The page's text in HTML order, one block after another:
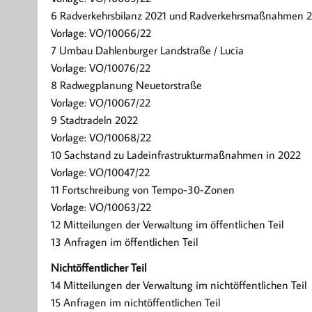
6 Radverkehrsbilanz 2021 und Radverkehrsmaßnahmen
Vorlage: VO/10066/22
7 Umbau Dahlenburger Landstraße / Lucia
Vorlage: VO/10076/22
8 Radwegplanung Neuetorstraße
Vorlage: VO/10067/22
9 Stadtradeln 2022
Vorlage: VO/10068/22
10 Sachstand zu Ladeinfrastrukturmaßnahmen in 2022
Vorlage: VO/10047/22
11 Fortschreibung von Tempo-30-Zonen
Vorlage: VO/10063/22
12 Mitteilungen der Verwaltung im öffentlichen Teil
13 Anfragen im öffentlichen Teil
Nichtöffentlicher Teil
14 Mitteilungen der Verwaltung im nichtöffentlichen Teil
15 Anfragen im nichtöffentlichen Teil